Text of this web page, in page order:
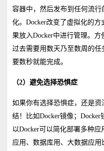
容器中，然后发布到任何流
化。Docker改变了虚拟化的
果放入Docker中进行管理。方
过去需要用数天乃至数周的任
要数秒就能完成。
（2）避免选择恐惧症
如果你有选择恐惧症，还是资
结！比如Docker镜像；
以Docker可以简化部署多种
应用、数据库用、大数据应用